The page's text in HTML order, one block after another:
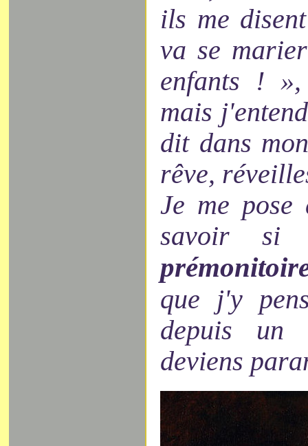
ils me
va se
enfants !
mais
dit dans
rêve,
Je me pose
savoir si
que j'y
depuis
deviens